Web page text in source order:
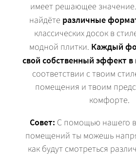
имеет решающее значение.
найдёте различные
классических досок в
модной плитки. Каждый
свой собственный эффект
соответствии с твоим
помещения и твоим
комфорте.
Совет: С помощью нашего
помещений ты можешь
как будут смотреться